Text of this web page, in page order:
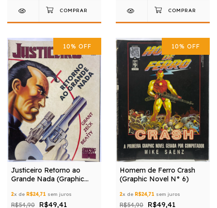
10% OFF
Justiceiro Retorno ao
Grande Nada (Graphic
2x de R$24,71 sem juros
R$54,90 R$49,41
10% OFF
Homem de Ferro Crash
(Graphic Novel N° 6)
2x de R$24,71 sem juros
R$54,90 R$49,41